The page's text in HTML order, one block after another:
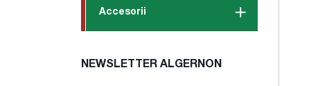
Accesorii
NEWSLETTER ALGERNON